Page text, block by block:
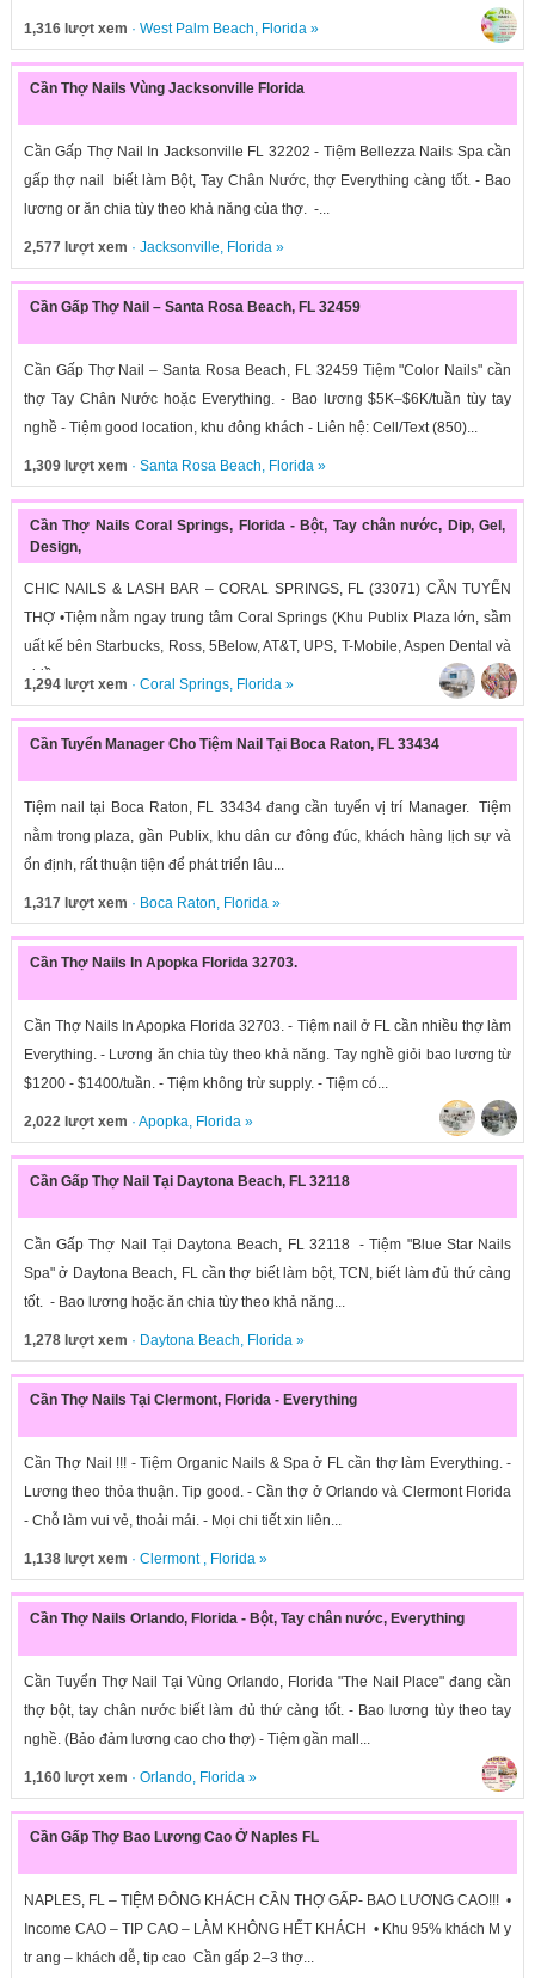
1,316 lượt xem · West Palm Beach, Florida»
Cần Thợ Nails Vùng Jacksonville Florida
Cần Gấp Thợ Nail In Jacksonville FL 32202 - Tiệm Bellezza Nails Spa cần
gấp thợ nail biết làm Bột, Tay Chân Nước, thợ Everything càng tốt. - Bao
lương or ăn chia tùy theo khả năng của thợ. -...
2,577 lượt xem · Jacksonville, Florida»
Cần Gấp Thợ Nail – Santa Rosa Beach, FL 32459
Cần Gấp Thợ Nail – Santa Rosa Beach, FL 32459 Tiệm "Color Nails" cần
thợ Tay Chân Nước hoặc Everything. - Bao lương $5K–$6K/tuần tùy tay
nghề - Tiệm good location, khu đông khách - Liên hệ: Cell/Text (850)...
1,309 lượt xem · Santa Rosa Beach, Florida»
Cần Thợ Nails Coral Springs, Florida - Bột, Tay chân nước, Dip, Gel,
Design,
CHIC NAILS & LASH BAR – CORAL SPRINGS, FL (33071) CẦN TUYỂN
THỢ •Tiệm nằm ngay trung tâm Coral Springs (Khu Publix Plaza lớn, sầm
uất kế bên Starbucks, Ross, 5Below, AT&T, UPS, T-Mobile, Aspen Dental và
nhiều...
1,294 lượt xem · Coral Springs, Florida»
Cần Tuyển Manager Cho Tiệm Nail Tại Boca Raton, FL 33434
Tiệm nail tại Boca Raton, FL 33434 đang cần tuyển vị trí Manager. Tiệm
nằm trong plaza, gần Publix, khu dân cư đông đúc, khách hàng lịch sự và
ổn định, rất thuận tiện để phát triển lâu...
1,317 lượt xem · Boca Raton, Florida»
Cần Thợ Nails In Apopka Florida 32703.
Cần Thợ Nails In Apopka Florida 32703. - Tiệm nail ở FL cần nhiều thợ làm
Everything. - Lương ăn chia tùy theo khả năng. Tay nghề giỏi bao lương từ
$1200 - $1400/tuần. - Tiệm không trừ supply. - Tiệm có...
2,022 lượt xem · Apopka, Florida»
Cần Gấp Thợ Nail Tại Daytona Beach, FL 32118
Cần Gấp Thợ Nail Tại Daytona Beach, FL 32118 - Tiệm "Blue Star Nails
Spa" ở Daytona Beach, FL cần thợ biết làm bột, TCN, biết làm đủ thứ càng
tốt. - Bao lương hoặc ăn chia tùy theo khả năng...
1,278 lượt xem · Daytona Beach, Florida»
Cần Thợ Nails Tại Clermont, Florida - Everything
Cần Thợ Nail !!! - Tiệm Organic Nails & Spa ở FL cần thợ làm Everything. -
Lương theo thỏa thuận. Tip good. - Cần thợ ở Orlando và Clermont Florida
- Chỗ làm vui vẻ, thoải mái. - Mọi chi tiết xin liên...
1,138 lượt xem · Clermont , Florida»
Cần Thợ Nails Orlando, Florida - Bột, Tay chân nước, Everything
Cần Tuyển Thợ Nail Tại Vùng Orlando, Florida "The Nail Place" đang cần
thợ bột, tay chân nước biết làm đủ thứ càng tốt. - Bao lương tùy theo tay
nghề. (Bảo đảm lương cao cho thợ) - Tiệm gần mall...
1,160 lượt xem · Orlando, Florida»
Cần Gấp Thợ Bao Lương Cao Ở Naples FL
NAPLES, FL – TIỆM ĐÔNG KHÁCH CẦN THỢ GẤP- BAO LƯƠNG CAO!!! •
Income CAO – TIP CAO – LÀM KHÔNG HẾT KHÁCH • Khu 95% khách M y
tr ang – khách dễ, tip cao Cần gấp 2–3 thợ...